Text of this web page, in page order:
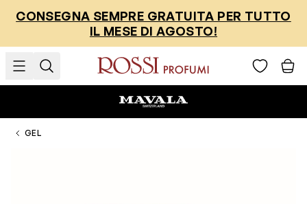
CONSEGNA SEMPRE GRATUITA PER TUTTO
IL MESE DI AGOSTO!
GEL